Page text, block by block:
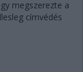
megszerezte a
címvédés